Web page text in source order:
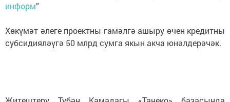
информ”
Хөкүмәт әлеге проектны гамәлгә ашыру өчен кредитны
субсидияләүгә 50 млрд сумга якын акча юнәлдерәчәк.